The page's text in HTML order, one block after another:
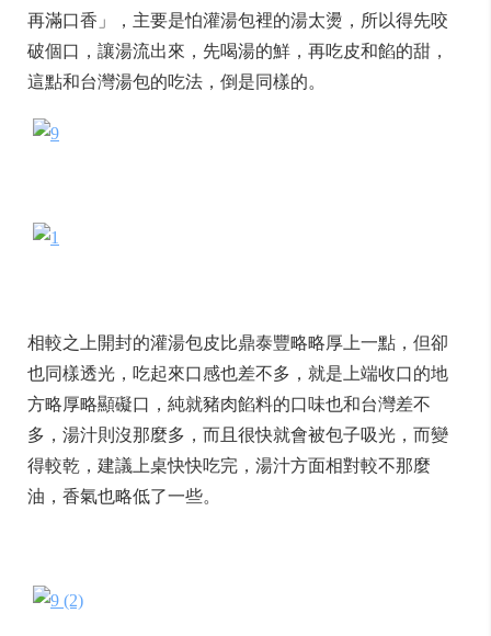
再滿口香」，主要是怕灌湯包裡的湯太燙，所以得先咬
破個口，讓湯流出來，先喝湯的鮮，再吃皮和餡的甜，
這點和台灣湯包的吃法，倒是同樣的。
相較之上開封的灌湯包皮比鼎泰豐略略厚上一點，但卻
也同樣透光，吃起來口感也差不多，就是上端收口的地
方略厚略顯礙口，純就豬肉餡料的口味也和台灣差不
多，湯汁則沒那麼多，而且很快就會被包子吸光，而變
得較乾，建議上桌快快吃完，湯汁方面相對較不那麼
油，香氣也略低了一些。